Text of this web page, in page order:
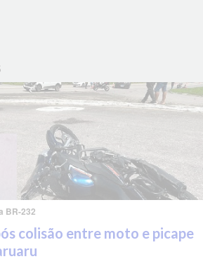
BR-232
colisão entre moto e picape